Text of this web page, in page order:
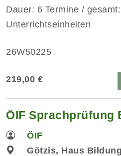
Dauer: 6 Termine /
Unterrichtseinheiten
26W50225
219,00 €
ÖIF Sprachprüfung
ÖIF
Götzis, Haus